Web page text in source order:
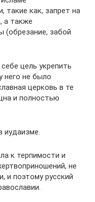
такие как, запрет на
а также
(обрезание, забой
цель укрепить
него не было
церковь в те
и полностью
иудаизме.
к терпимости и
не
и поэтому русский